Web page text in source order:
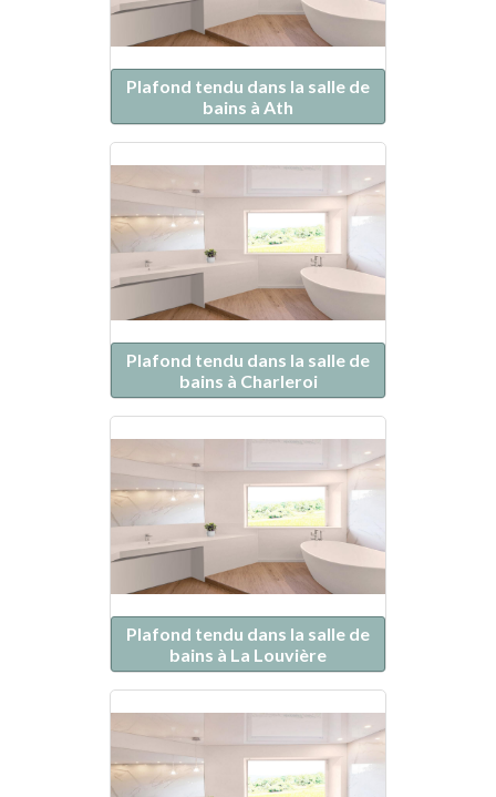
Plafond tendu dans la salle de
bains à Ath
Plafond tendu dans la salle de
bains à Charleroi
Plafond tendu dans la salle de
bains à La Louvière